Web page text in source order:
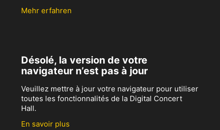
Mehr erfahren
Désolé, la version de votre
navigateur n’est pas à jour
Veuillez mettre à jour votre navigateur pour utiliser
toutes les fonctionnalités de la Digital Concert
Hall.
En savoir plus